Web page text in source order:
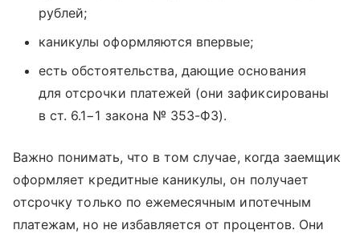
рублей;
каникулы оформляются впервые;
есть обстоятельства, дающие основания
для отсрочки платежей (они зафиксированы
в ст. 6.1−1 закона № 353-ФЗ).
Важно понимать, что в том случае, когда заемщик
оформляет кредитные каникулы, он получает
отсрочку только по ежемесячным ипотечным
платежам, но не избавляется от процентов. Они